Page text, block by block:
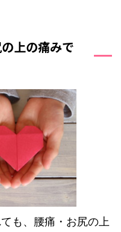
上の痛みで
も、腰痛・お尻の上